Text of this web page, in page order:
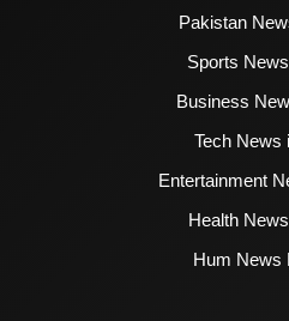
Pakistan
Sports
Business
Tech News
Entertainment
Health
Hum News